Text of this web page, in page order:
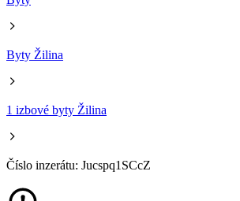
Byty Žilina
1 izbové byty Žilina
Číslo inzerátu: Jucspq1SCcZ